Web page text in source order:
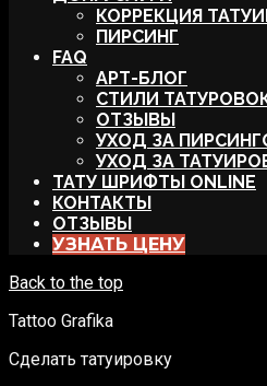
КОРРЕКЦИЯ
ПИРСИНГ
FAQ
АРТ-БЛОГ
СТИЛИ
ОТЗЫВЫ
УХОД ЗА
УХОД ЗА
ТАТУ ШРИФТЫ ONLINE
КОНТАКТЫ
ОТЗЫВЫ
УЗНАТЬ ЦЕНУ
Back to the top
Tattoo Grafika
Сделать татуировку